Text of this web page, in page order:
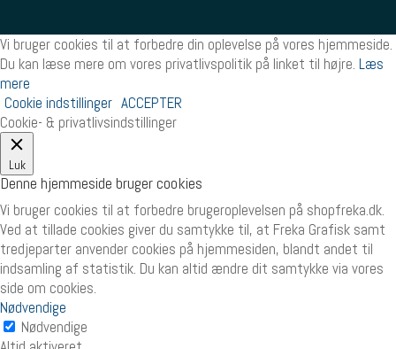
Vi bruger cookies til at forbedre din oplevelse på vores hjemmeside.
Du kan læse mere om vores privatlivspolitik på linket til højre. Læs
mere
Cookie indstillinger ACCEPTER
Cookie- & privatlivsindstillinger
Luk
Denne hjemmeside bruger cookies
Vi bruger cookies til at forbedre brugeroplevelsen på shopfreka.dk.
Ved at tillade cookies giver du samtykke til, at Freka Grafisk samt
tredjeparter anvender cookies på hjemmesiden, blandt andet til
indsamling af statistik. Du kan altid ændre dit samtykke via vores
side om cookies.
Nødvendige
Nødvendige